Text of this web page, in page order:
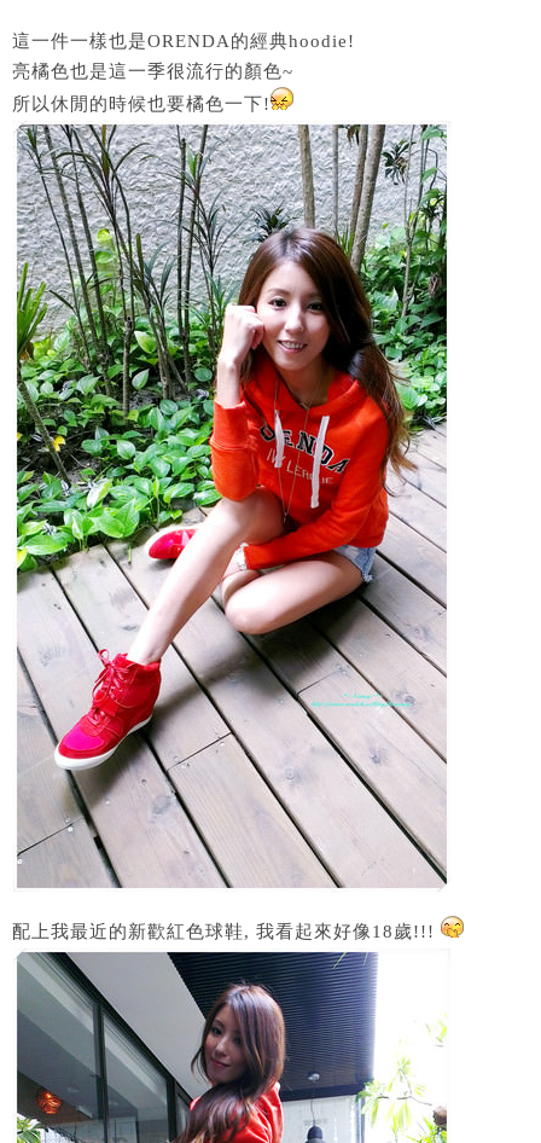
這一件一樣也是ORENDA的經典hoodie!
亮橘色也是這一季很流行的顏色~
所以休閒的時候也要橘色一下!
配上我最近的新歡紅色球鞋, 我看起來好像18歲!!!